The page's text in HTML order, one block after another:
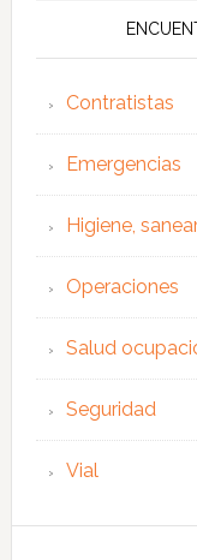
Contratistas
Emergencias
Higiene,
Operaciones
Salud
Seguridad
Vial